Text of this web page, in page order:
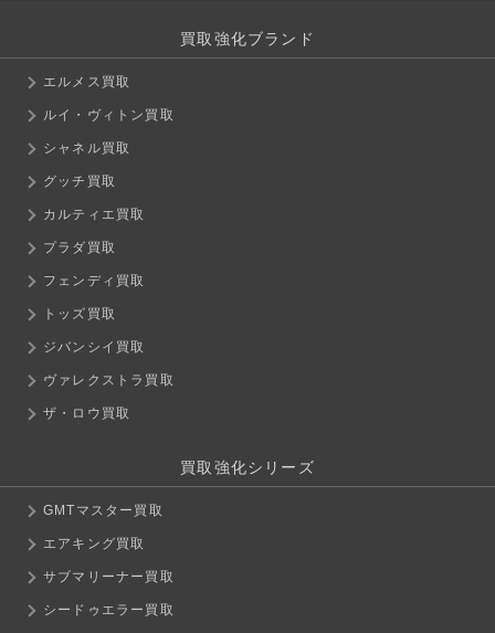
買取強化ブランド
エルメス買取
ルイ・ヴィトン買取
シャネル買取
グッチ買取
カルティエ買取
プラダ買取
フェンディ買取
トッズ買取
ジバンシイ買取
ヴァレクストラ買取
ザ・ロウ買取
買取強化シリーズ
GMTマスター買取
エアキング買取
サブマリーナー買取
シードゥエラー買取